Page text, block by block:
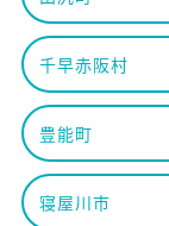
千早赤阪村
豊能町
寝屋川市